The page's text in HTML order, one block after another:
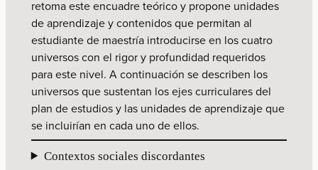
retoma este encuadre teórico y propone unidades
de aprendizaje y contenidos que permitan al
estudiante de maestría introducirse en los cuatro
universos con el rigor y profundidad requeridos
para este nivel. A continuación se describen los
universos que sustentan los ejes curriculares del
plan de estudios y las unidades de aprendizaje que
se incluirían en cada uno de ellos.
Contextos sociales discordantes